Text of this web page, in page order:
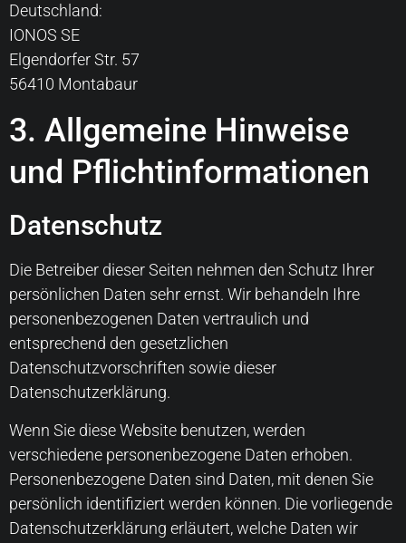
Deutschland:
IONOS SE
Elgendorfer Str. 57
56410 Montabaur
3. Allgemeine Hinweise
und Pflicht­informationen
Datenschutz
Die Betreiber dieser Seiten nehmen den Schutz Ihrer
persönlichen Daten sehr ernst. Wir behandeln Ihre
personenbezogenen Daten vertraulich und
entsprechend den gesetzlichen
Datenschutzvorschriften sowie dieser
Datenschutzerklärung.
Wenn Sie diese Website benutzen, werden
verschiedene personenbezogene Daten erhoben.
Personenbezogene Daten sind Daten, mit denen Sie
persönlich identifiziert werden können. Die vorliegende
Datenschutzerklärung erläutert, welche Daten wir